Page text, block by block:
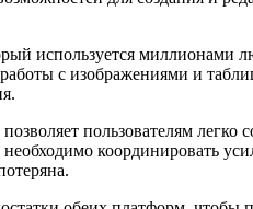
используется
с изображениями и
пользователям
координировать